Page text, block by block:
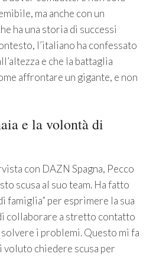
ma anche con un
ha una storia di successi
l’italiano ha confessato
e che la battaglia
affrontare un gigante, e non
e la volontà di
con DAZN Spagna, Pecco
scusa al suo team. Ha fatto
famiglia” per esprimere la sua
collaborare a stretto contatto
i problemi. Questo mi fa
voluto chiedere scusa per